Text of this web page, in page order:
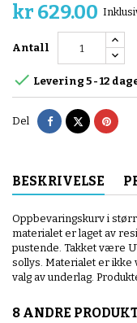
kr 629.00
Antall
 Levering 5 - 12
Del Del Tvitre
BESKRIVELSE
Oppbevaringskurv i
materialet er laget av
pustende. Takket være
sollys. Materialet er
valg av underlag.
8 ANDRE